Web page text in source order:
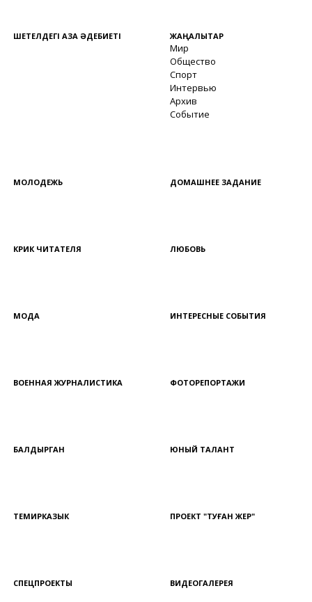
ШЕТЕЛДЕГІ ҚАЗАҚ ӘДЕБИЕТІ ЖАҢАЛЫҚТАР
Мир
Общество
Спорт
Интервью
Архив
Событие
МОЛОДЕЖЬ ДОМАШНЕЕ ЗАДАНИЕ
КРИК ЧИТАТЕЛЯ ЛЮБОВЬ
МОДА ИНТЕРЕСНЫЕ СОБЫТИЯ
ВОЕННАЯ ЖУРНАЛИСТИКА ФОТОРЕПОРТАЖИ
БАЛДЫРГАН ЮНЫЙ ТАЛАНТ
ТЕМИРКАЗЫК ПРОЕКТ "ТУҒАН ЖЕР"
СПЕЦПРОЕКТЫ ВИДЕОГАЛЕРЕЯ